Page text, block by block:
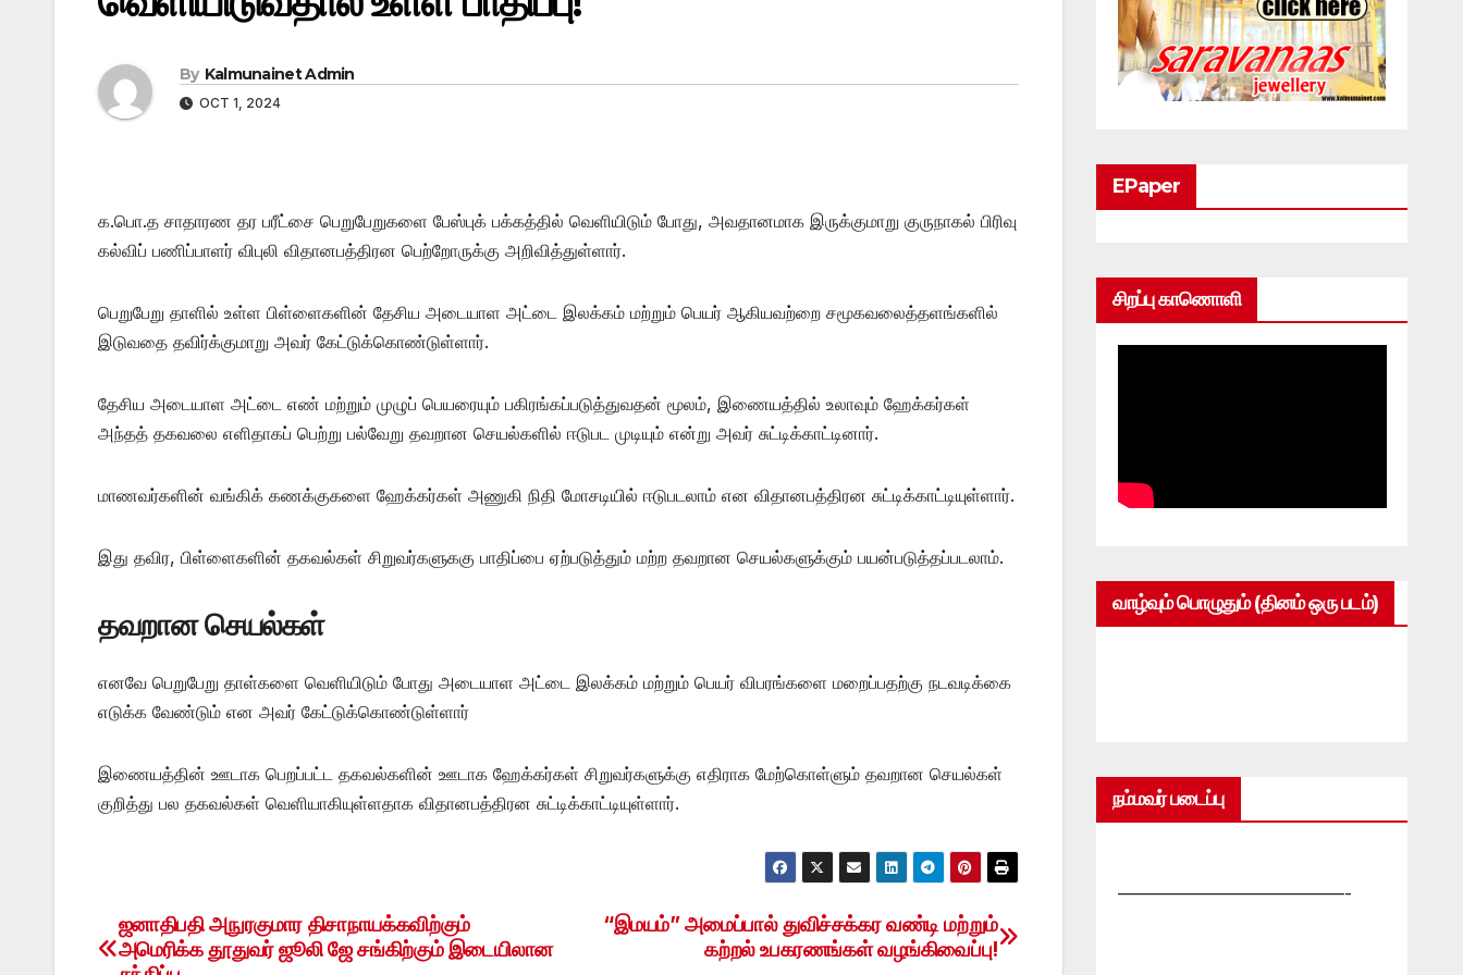
By Kalmunainet Admin
OCT 1, 2024
க.பொ.த சாதாரண தர பரீட்சை பெறுபேறுகளை பேஸ்புக் பக்கத்தில் வெளியிடும் போது, ​​அவதானமாக இருக்குமாறு குருநாகல் பிரிவு
கல்விப் பணிப்பாளர் விபுலி விதானபத்திரன பெற்றோருக்கு அறிவித்துள்ளார்.
பெறுபேறு தாளில் உள்ள பிள்ளைகளின் தேசிய அடையாள அட்டை இலக்கம் மற்றும் பெயர் ஆகியவற்றை சமூகவலைத்தளங்களில்
இடுவதை தவிர்க்குமாறு அவர் கேட்டுக்கொண்டுள்ளார்.
தேசிய அடையாள அட்டை எண் மற்றும் முழுப் பெயரையும் பகிரங்கப்படுத்துவதன் மூலம், இணையத்தில் உலாவும் ஹேக்கர்கள்
அந்தத் தகவலை எளிதாகப் பெற்று பல்வேறு தவறான செயல்களில் ஈடுபட முடியும் என்று அவர் சுட்டிக்காட்டினார்.
மாணவர்களின் வங்கிக் கணக்குகளை ஹேக்கர்கள் அணுகி நிதி மோசடியில் ஈடுபடலாம் என விதானபத்திரன சுட்டிக்காட்டியுள்ளார்.
இது தவிர, பிள்ளைகளின் தகவல்கள் சிறுவர்களுககு பாதிப்பை ஏற்படுத்தும் மற்ற தவறான செயல்களுக்கும் பயன்படுத்தப்படலாம்.
தவறான செயல்கள்
எனவே பெறுபேறு தாள்களை வெளியிடும் போது அடையாள அட்டை இலக்கம் மற்றும் பெயர் விபரங்களை மறைப்பதற்கு நடவடிக்கை
எடுக்க வேண்டும் என அவர் கேட்டுக்கொண்டுள்ளார்
இணையத்தின் ஊடாக பெறப்பட்ட தகவல்களின் ஊடாக ஹேக்கர்கள் சிறுவர்களுக்கு எதிராக மேற்கொள்ளும் தவறான செயல்கள்
குறித்து பல தகவல்கள் வெளியாகியுள்ளதாக விதானபத்திரன சுட்டிக்காட்டியுள்ளார்.
Post
“இமயம்” அமைப்பால் துவிச்சக்கர வண்டி மற்றும்
கற்றல் உபகரணங்கள் வழங்கிவைப்பு!
ஜனாதிபதி அநுரகுமார திசாநாயக்கவிற்கும்
அமெரிக்க தூதுவர் ஜூலி ஜே சங்கிற்கும் இடையிலான
EPaper
சிறப்பு காணொளி
வாழ்வும் பொழுதும் (தினம் ஒரு படம்)
நம்மவர் படைப்பு
—————————————-